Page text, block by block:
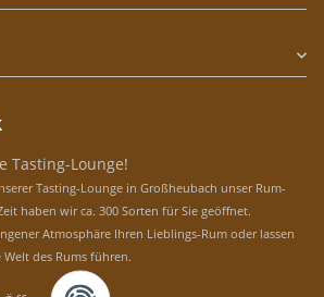
Tasting-Lounge!
Tasting-Lounge in Großheubach unser Rum-
haben wir ca. 300 Sorten für Sie geöffnet.
Atmosphäre Ihren Lieblings-Rum oder lassen
des Rums führen.